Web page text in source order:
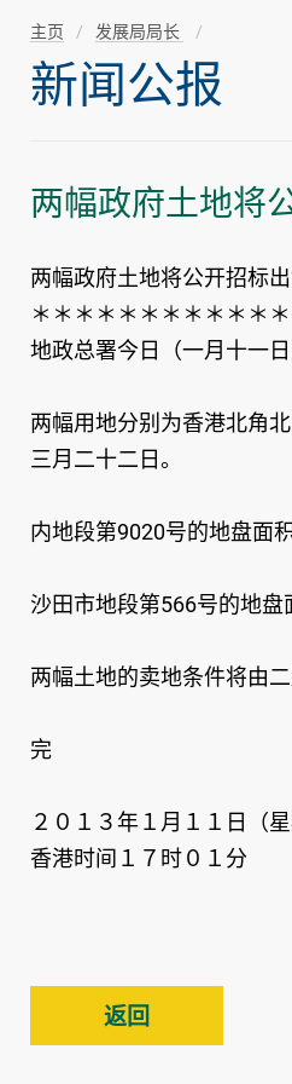
主页 发展局局长
新闻公报
两幅政府土地将
两幅政府土地将公开招标
＊＊＊＊＊＊＊＊＊＊＊
地政总署今日（一月十一
两幅用地分别为香港北角
三月二十二日。
内地段第9020号的地盘面
沙田市地段第566号的地盘
两幅土地的卖地条件将由
完
２０１３年１月１１日（星
香港时间１７时０１分
返回